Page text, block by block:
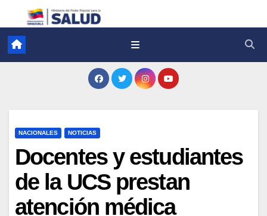
NACIONALES NOTICIAS
Docentes y estudiantes
de la UCS prestan
atención médica